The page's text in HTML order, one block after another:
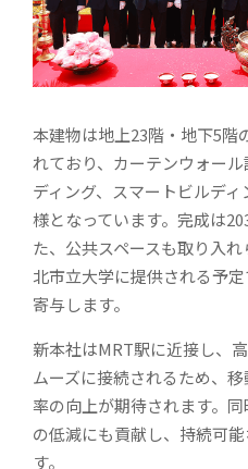
本建物は地上23階・地下5階
れており、カーテンウォー
ディング、スマートビルデ
様となっています。完成は
た、公共スペースも取り入
北市立大学に提供される予
寄与します。
新本社はMRT駅に近接し、
ムーズに接続されるため、
率の向上が期待されます。
の低減にも貢献し、持続可
す。